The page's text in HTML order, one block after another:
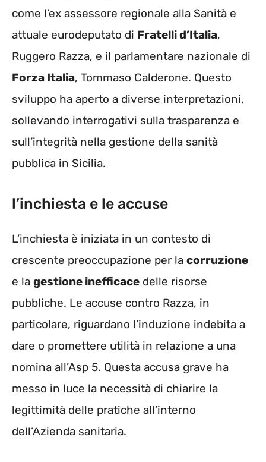
come l’ex assessore regionale alla Sanità e
attuale eurodeputato di Fratelli d’Italia,
Ruggero Razza, e il parlamentare nazionale di
Forza Italia, Tommaso Calderone. Questo
sviluppo ha aperto a diverse interpretazioni,
sollevando interrogativi sulla trasparenza e
sull’integrità nella gestione della sanità
pubblica in Sicilia.
l’inchiesta e le accuse
L’inchiesta è iniziata in un contesto di
crescente preoccupazione per la corruzione
e la gestione inefficace delle risorse
pubbliche. Le accuse contro Razza, in
particolare, riguardano l’induzione indebita a
dare o promettere utilità in relazione a una
nomina all’Asp 5. Questa accusa grave ha
messo in luce la necessità di chiarire la
legittimità delle pratiche all’interno
dell’Azienda sanitaria.